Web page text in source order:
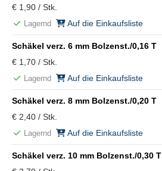
€ 1,90 / Stk.
Lagernd Auf die Einkaufsliste
Schäkel verz. 6 mm Bolzenst./0,16 T
€ 1,70 / Stk.
Lagernd Auf die Einkaufsliste
Schäkel verz. 8 mm Bolzenst./0,20 T
€ 2,40 / Stk.
Lagernd Auf die Einkaufsliste
Schäkel verz. 10 mm Bolzenst./0,30 T